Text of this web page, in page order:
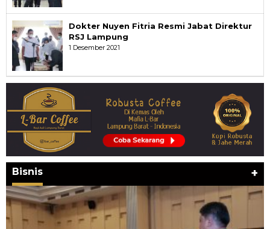
Dokter Nuyen Fitria Resmi Jabat Direktur
RSJ Lampung
1 Desember 2021
Bisnis +